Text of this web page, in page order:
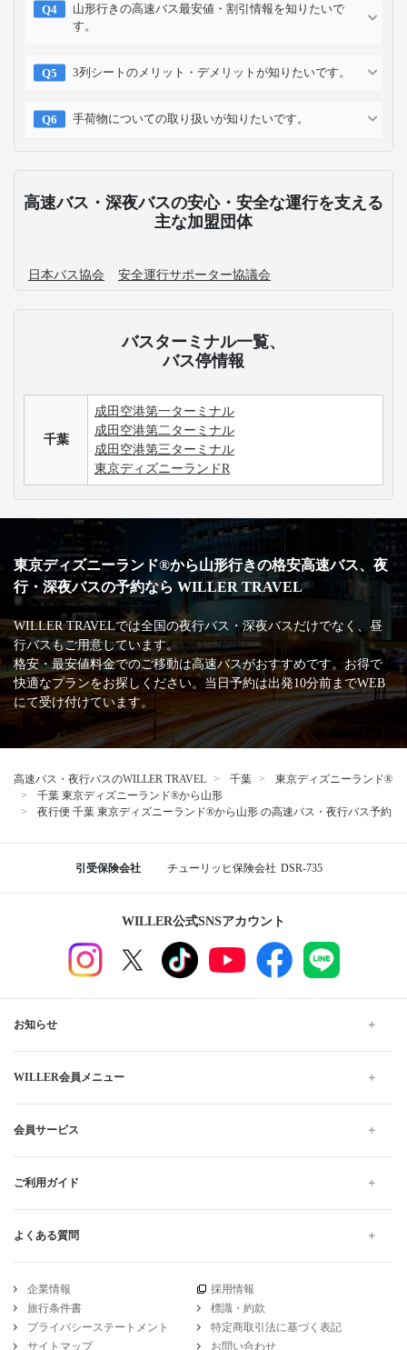
山形行きの高速バス最安値・割引情報を知りたいで
す。
3列シートのメリット・デメリットが知りたいです。
手荷物についての取り扱いが知りたいです。
高速バス・深夜バスの安心・安全な運行を支える
主な加盟団体
日本バス協会 安全運行サポーター協議会
バスターミナル一覧、
バス停情報
千葉
成田空港第一ターミナル
成田空港第二ターミナル
成田空港第三ターミナル
東京ディズニーランドR
東京ディズニーランド®から山形行きの格安高速バス、夜
行・深夜バスの予約なら WILLER TRAVEL
WILLER TRAVELでは全国の夜行バス・深夜バスだけでなく、昼
行バスもご用意しています。
格安・最安値料金でのご移動は高速バスがおすすめです。お得で
快適なプランをお探しください。当日予約は出発10分前までWEB
にて受け付けています。
高速バス・夜行バスのWILLER TRAVEL 千葉
東京ディズニーランド®
千葉 東京ディズニーランド®から山形
夜行便 千葉 東京ディズニーランド®から山形 の高速バス・夜行バス予約
引受保険会社 チューリッヒ保険会社 DSR-735
WILLER公式SNSアカウント
お知らせ
WILLER会員メニュー
会員サービス
ご利用ガイド
よくある質問
企業情報
採用情報
旅行条件書
標識・約款
プライバシーステートメント
特定商取引法に基づく表記
サイトマップ
お問い合わせ